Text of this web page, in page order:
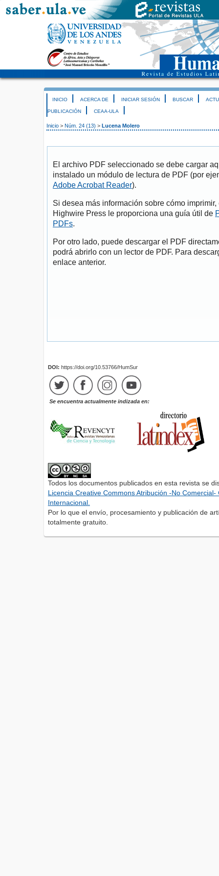
INICIO ACERCA DE INICIAR SESIÓN BUSCAR
PUBLICACIÓN CEAA-ULA
Inicio > Núm. 24 (13) > Lucena Molero
El archivo PDF seleccionado se debe cargar
instalado un módulo de lectura de PDF (por
Adobe Acrobat Reader).
Si desea más información sobre cómo
Highwire Press le proporciona una guía útil de
PDFs.
Por otro lado, puede descargar el PDF
podrá abrirlo con un lector de PDF. Para
enlace anterior.
DOI: https://doi.org/10.53766/HumSur
Se encuentra actualmente indizada en:
Todos los documentos publicados en esta revista se
Licencia Creative Commons Atribución -No
Internacional.
Por lo que el envío, procesamiento y publicación de
totalmente gratuito.